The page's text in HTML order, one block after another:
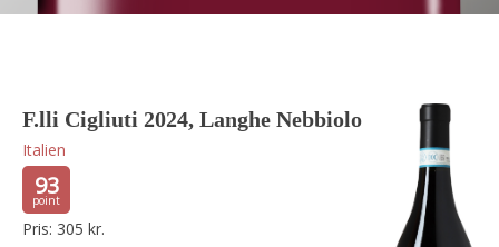
F.lli Cigliuti 2024, Langhe Nebbiolo
Italien
93
Pris: 305 kr.